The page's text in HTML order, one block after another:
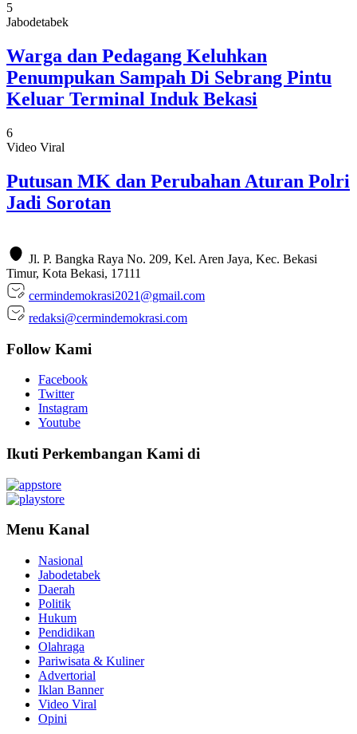
5
Jabodetabek
Warga dan Pedagang Keluhkan
Penumpukan Sampah Di Sebrang Pintu
Keluar Terminal Induk Bekasi
6
Video Viral
Putusan MK dan Perubahan Aturan Polri
Jadi Sorotan
Jl. P. Bangka Raya No. 209, Kel. Aren Jaya, Kec. Bekasi
Timur, Kota Bekasi, 17111
cermindemokrasi2021@gmail.com
redaksi@cermindemokrasi.com
Follow Kami
Facebook
Twitter
Instagram
Youtube
Ikuti Perkembangan Kami di
Menu Kanal
Nasional
Jabodetabek
Daerah
Politik
Hukum
Pendidikan
Olahraga
Pariwisata & Kuliner
Advertorial
Iklan Banner
Video Viral
Opini